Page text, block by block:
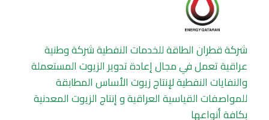
شركة قطران الطاقة للخدمات النفطية شركة وطنية
عراقية تعمل في مجال إعادة تدوير الزيوت المستعملة
والنفايات النفطية لإنتاج زيوت الأساس المطابقة
للمواصفات القياسية العراقية و إنتاج الزيوت المعدنية
بكافة أنواعها